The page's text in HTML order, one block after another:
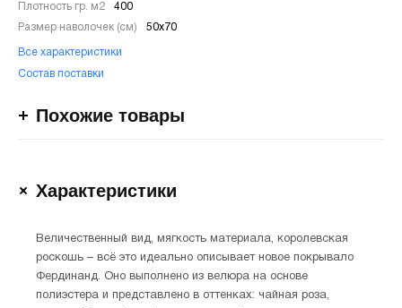
Плотность гр. м2 400
Размер наволочек (см) 50х70
Все характеристики
Состав поставки
Похожие товары
Характеристики
Величественный вид, мягкость материала, королевская
роскошь – всё это идеально описывает новое покрывало
Фердинанд. Оно выполнено из велюра на основе
полиэстера и представлено в оттенках: чайная роза,